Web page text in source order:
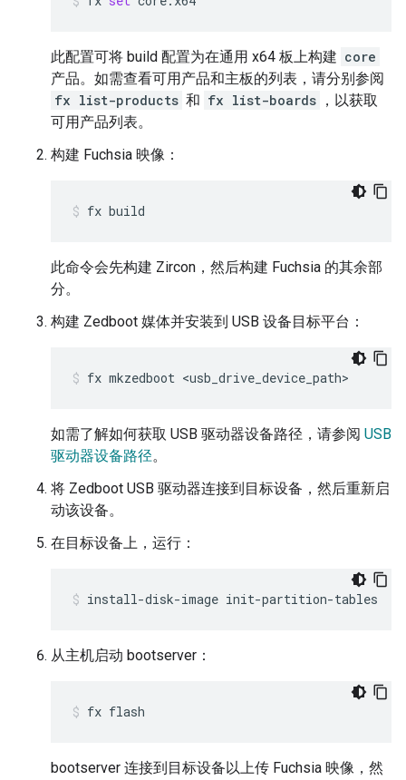
此配置可将 build 配置为在通用 x64 板上构建 core
产品。如需查看可用产品和主板的列表，请分别参阅
fx list-products 和 fx list-boards ，以获取
可用产品列表。
构建 Fuchsia 映像：
fx build
此命令会先构建 Zircon，然后构建 Fuchsia 的其余部
分。
构建 Zedboot 媒体并安装到 USB 设备目标平台：
fx mkzedboot <usb_drive_device_path>
如需了解如何获取 USB 驱动器设备路径，请参阅 USB
驱动器设备路径。
将 Zedboot USB 驱动器连接到目标设备，然后重新启
动该设备。
在目标设备上，运行：
install-disk-image init-partition-tables
从主机启动 bootserver：
fx flash
bootserver 连接到目标设备以上传 Fuchsia 映像，然